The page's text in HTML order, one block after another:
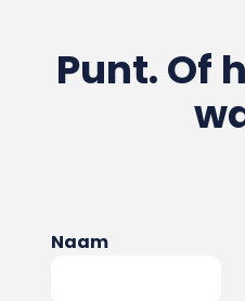
Punt. Of
Naam